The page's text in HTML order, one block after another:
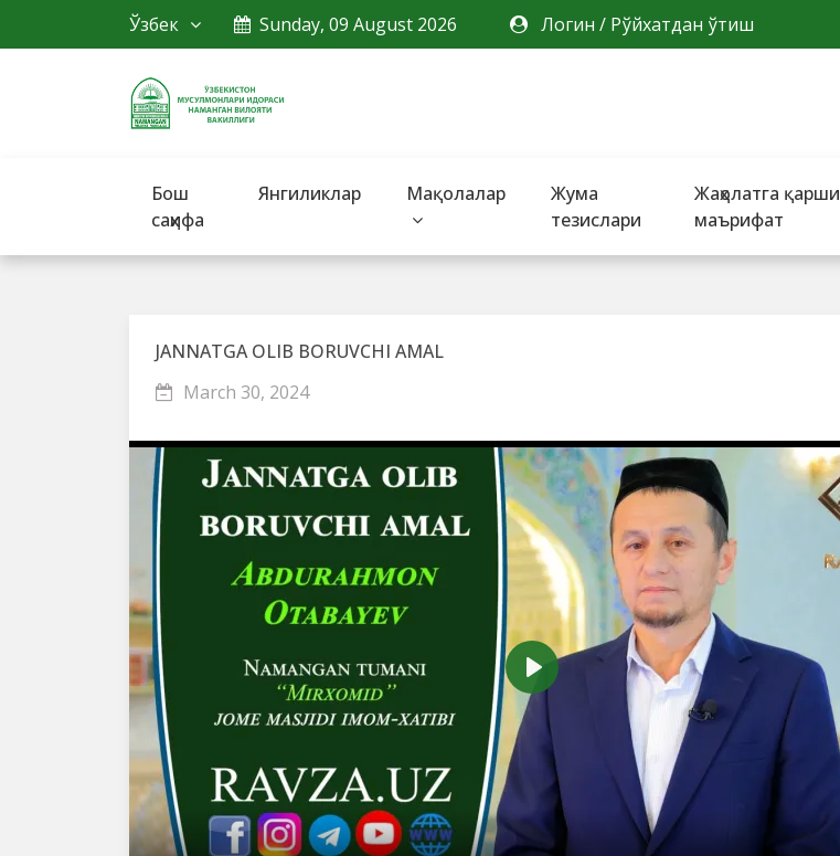
Ўзбек Sunday, 09 August 2026 Логин / Рўйхатдан ўтиш
Бош
саҳифа
Янгиликлар Мақолалар
Жума
тезислари
Жаҳолатга қарши
маърифат
JANNATGA OLIB BORUVCHI AMAL
March 30, 2024
Play